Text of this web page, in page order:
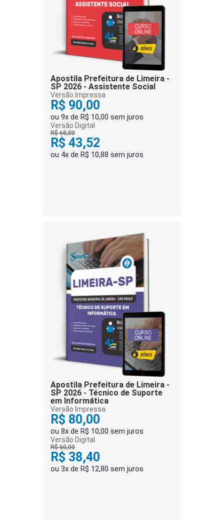
Apostila Prefeitura de Limeira -
SP 2026 - Assistente Social
Versão Impressa
R$ 90,00
ou 9x de R$ 10,00 sem juros
Versão Digital
R$ 68,00
R$ 43,52
ou 4x de R$ 10,88 sem juros
Apostila Prefeitura de Limeira -
SP 2026 - Técnico de Suporte
em Informática
Versão Impressa
R$ 80,00
ou 8x de R$ 10,00 sem juros
Versão Digital
R$ 60,00
R$ 38,40
ou 3x de R$ 12,80 sem juros